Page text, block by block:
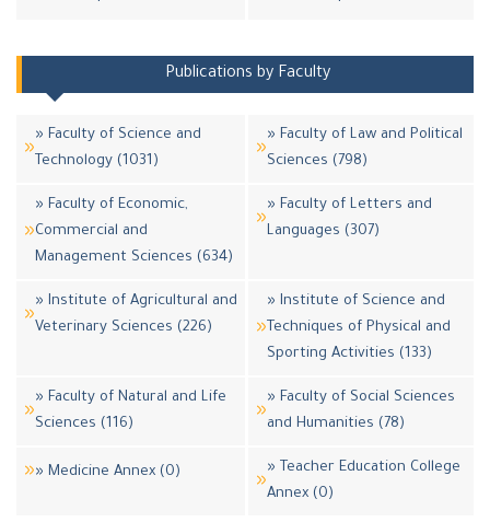
Publications by Faculty
» Faculty of Science and
Technology (1031)
» Faculty of Law and Political
Sciences (798)
» Faculty of Economic,
Commercial and
Management Sciences (634)
» Faculty of Letters and
Languages (307)
» Institute of Agricultural and
Veterinary Sciences (226)
» Institute of Science and
Techniques of Physical and
Sporting Activities (133)
» Faculty of Natural and Life
Sciences (116)
» Faculty of Social Sciences
and Humanities (78)
» Medicine Annex (0)
» Teacher Education College
Annex (0)